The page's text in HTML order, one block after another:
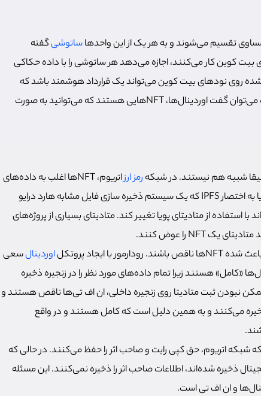
تقسیم می‌شوند و به هر یک از این واحدهاساتوشیگفته
بیت کوین کار می‌کنند، اجازه می‌دهد هر ساتوشی را با داده حکاکی
شده روی نودهای بیت کوین می‌تواند یک قرارداد هوشمند باشد که
امکان ایجاد NFT را فراهم می‌کند. به صورت ساده‌ می‌توان گفت اوردینال‌ها، NFTهایی هستند که می‌توانید به صورت
رمز ارز
اتریوم، NFTها اغلب به داده‌های
خارج زنجیره در یک Interplanetary File System یا به اختصار IPFS که یک سیستم ذخیره سازی فایل مشابه هارد درایو
از متادیتای پویا تغییر کند. متادیتای بسیاری از پروژه‌های
اوردینالسعی
«کامل» هستند زیرا تمام داده‌های مورد نظر را در زنجیره ذخیره
ممکن نبودن ثبت متادیتا روی زنجیره داخلی، ان اف تی‌ها ناقص هستند و
ذخیره می‌کنند و به همین دلیل است که کامل هستند و در واقع
که شبکه اتریوم، حق کپی رایت و صاحب اثر را حفظ می‌کنند. در حالی که
ذخیره شده‌اند، اطلاعات صاحب اثر را ذخیره نمی‌کنند. این مسئله
و ان اف تی است.